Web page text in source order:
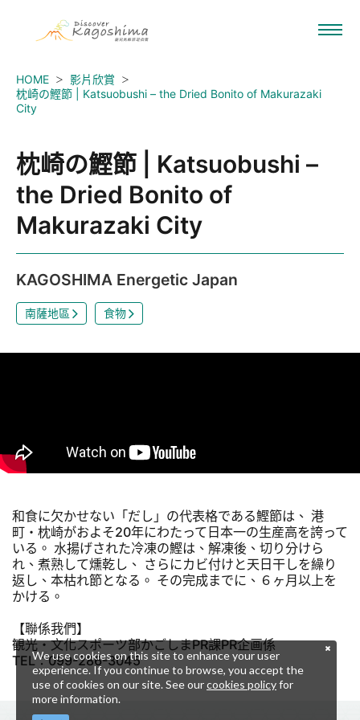
HOME
影片欣賞
枕崎の鰹節 | Katsuobushi – the Dried Bonito of Makurazaki
City
枕崎の鰹節 | Katsuobushi –
the Dried Bonito of
Makurazaki City
KAGOSHIMA Energetic Japan
南薩地區 食物
和食に欠かせない「だし」の代表格である鰹節は、 港
町・枕崎がおよそ20年にわたって日本一の生産高を誇って
いる。 水揚げされた冷凍の鰹は、解凍後、切り分けら
れ、煮熟して燻乾し、 さらにカビ付けと天日干しを繰り
返し、本枯れ節となる。 その完成までに、６ヶ月以上を
かける。
【聯係我們】
観光・文化スポーツ部かごしまPR課PR企画係
TEL：099-286-3045
We use cookies on this site to enhance your user
experience. If you continue to browse, you accept the
use of cookies on our site. See ourcookies policyfor
more information.